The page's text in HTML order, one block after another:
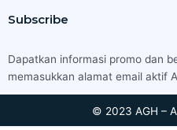
Subscribe
Dapatkan informasi promo dan
memasukkan alamat email aktif
© 2023 AGH –